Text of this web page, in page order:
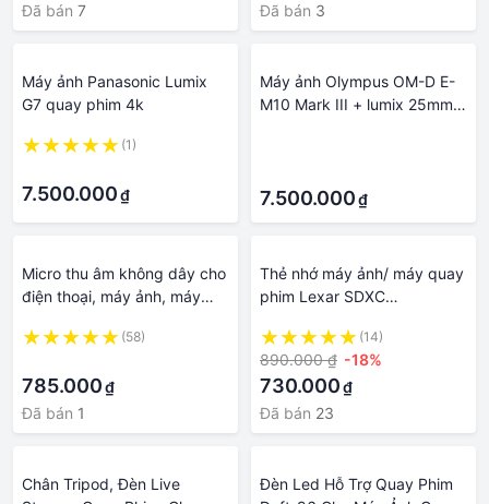
Đã bán 7
Đã bán 3
Máy ảnh Panasonic Lumix
G7 quay phim 4k
(1)
7.500.000₫
Máy ảnh Olympus OM-D E-
M10 Mark III + lumix 25mm
7.500.000₫
Micro thu âm không dây cho
điện thoại, máy ảnh, máy
(58)
785.000₫
Đã bán 1
Thẻ nhớ máy ảnh/ máy quay
phim Lexar SDXC
64GB V60, chất lượng video
HD 4K, tốc độ đọc 270MB/s
(14)
890.000 ₫ -18%
730.000₫
Đã bán 23
Chân Tripod, Đèn Live
Đèn Led Hỗ Trợ Quay Phim